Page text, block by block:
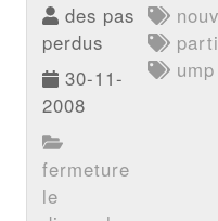
des pas
perdus
30-11-
2008
fermeture
le
ump